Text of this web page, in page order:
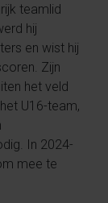
teamlid
hij
en wist hij
Zijn
het veld
U16-team,
In 2024-
mee te